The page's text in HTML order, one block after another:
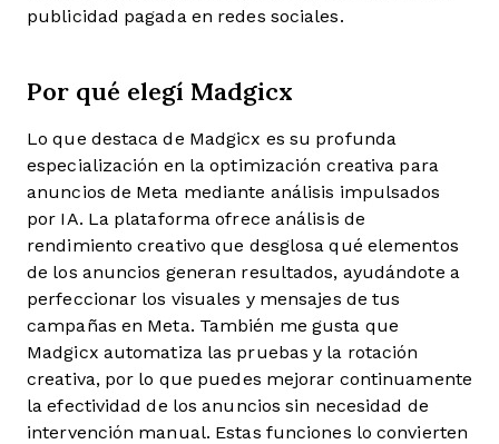
publicidad pagada en redes sociales.
Por qué elegí Madgicx
Lo que destaca de Madgicx es su profunda
especialización en la optimización creativa para
anuncios de Meta mediante análisis impulsados
por IA. La plataforma ofrece análisis de
rendimiento creativo que desglosa qué elementos
de los anuncios generan resultados, ayudándote a
perfeccionar los visuales y mensajes de tus
campañas en Meta. También me gusta que
Madgicx automatiza las pruebas y la rotación
creativa, por lo que puedes mejorar continuamente
la efectividad de los anuncios sin necesidad de
intervención manual. Estas funciones lo convierten